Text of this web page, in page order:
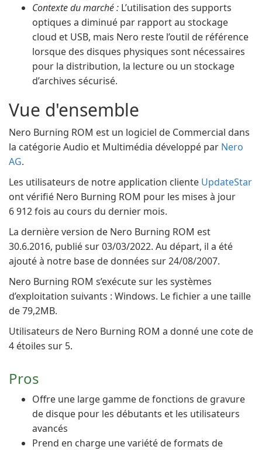
Contexte du marché : L’utilisation des supports
optiques a diminué par rapport au stockage
cloud et USB, mais Nero reste l’outil de référence
lorsque des disques physiques sont nécessaires
pour la distribution, la lecture ou un stockage
d’archives sécurisé.
Vue d'ensemble
Nero Burning ROM est un logiciel de Commercial dans
la catégorie Audio et Multimédia développé par Nero
AG.
Les utilisateurs de notre application cliente UpdateStar
ont vérifié Nero Burning ROM pour les mises à jour
6 912 fois au cours du dernier mois.
La dernière version de Nero Burning ROM est
30.6.2016, publié sur 03/03/2022. Au départ, il a été
ajouté à notre base de données sur 24/08/2007.
Nero Burning ROM s’exécute sur les systèmes
d’exploitation suivants : Windows. Le fichier a une taille
de 79,2MB.
Utilisateurs de Nero Burning ROM a donné une cote de
4 étoiles sur 5.
Pros
Offre une large gamme de fonctions de gravure
de disque pour les débutants et les utilisateurs
avancés
Prend en charge une variété de formats de